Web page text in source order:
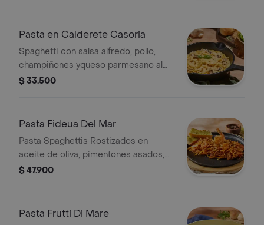
Pasta en Calderete Casoria
Spaghetti con salsa alfredo, pollo,
champiñones yqueso parmesano al
horno. acompañada con un pancito.
$ 33.500
Pasta Fideua Del Mar
Pasta Spaghettis Rostizados en
aceite de oliva, pimentones asados,
camarones y un langostino, con salsa
$ 47.900
Pasta Frutti Di Mare